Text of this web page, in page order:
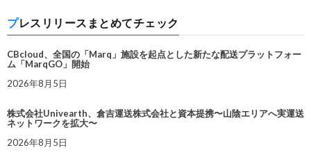
プレスリリースまとめてチェック
CBcloud、全国の「Marq」施設を起点とした新たな配送プラットフォー
ム「MarqGO」開始
2026年8月5日
株式会社Univearth、倉吉運送株式会社と資本提携〜山陰エリアへ実運送
ネットワークを拡大〜
2026年8月5日